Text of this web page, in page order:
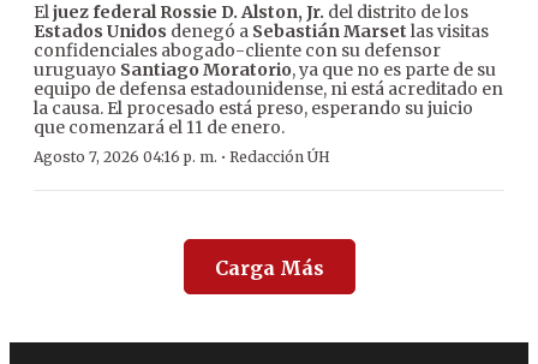
Eljuez federal Rossie D. Alston, Jr. del distrito de los
Estados Unidos denegó a Sebastián Marset las visitas
confidenciales abogado-cliente con su defensor
uruguayo Santiago Moratorio, ya que no es parte de su
equipo de defensa estadounidense, ni está acreditado en
la causa. El procesado está preso, esperando su juicio
que comenzará el 11 de enero.
Agosto 7, 2026 04:16 p. m. · Redacción ÚH
Carga Más